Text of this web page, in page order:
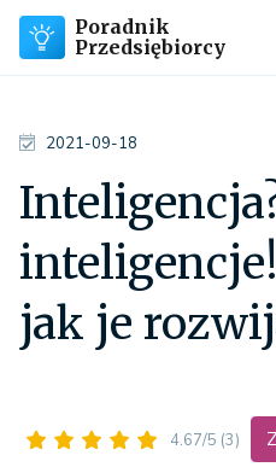
Poradnik
Przedsiębiorcy
2021-09-18
jak je
4.67/5 (3)